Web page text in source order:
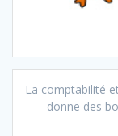
La comptabilité
donne des